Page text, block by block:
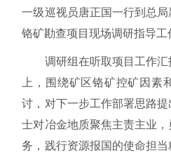
一级巡视员唐正国一行到总
铬矿勘查项目现场调研指导工
调研组在听取项目工作汇
上，围绕矿区铬矿控矿因素
讨，对下一步工作部署思路
士对冶金地质聚焦主责主业
务，践行资源报国的使命担